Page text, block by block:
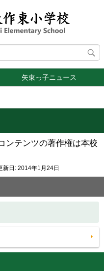
矢東っ子ニュース
ンテンツの著作権は本校
日: 2014年1月24日